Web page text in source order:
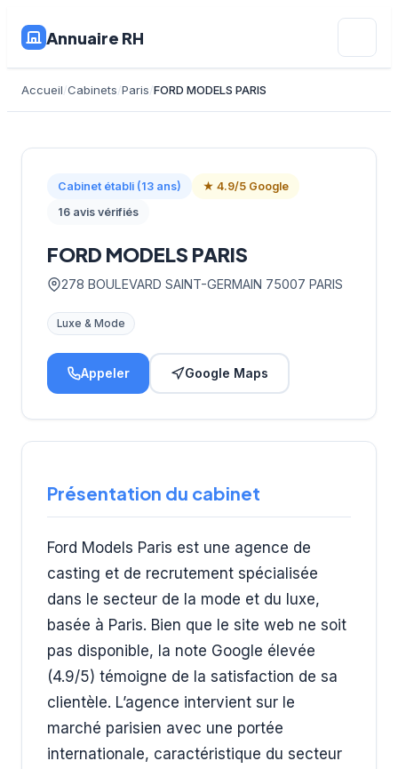
Annuaire RH
Accueil Cabinets Paris FORD MODELS PARIS
Cabinet établi (13 ans)
★ 4.9/5 Google
16 avis vérifiés
FORD MODELS PARIS
278 BOULEVARD SAINT-GERMAIN 75007 PARIS
Luxe & Mode
Appeler Google Maps
Présentation du cabinet
Ford Models Paris est une agence de
casting et de recrutement spécialisée
dans le secteur de la mode et du luxe,
basée à Paris. Bien que le site web ne soit
pas disponible, la note Google élevée
(4.9/5) témoigne de la satisfaction de sa
clientèle. L’agence intervient sur le
marché parisien avec une portée
internationale, caractéristique du secteur